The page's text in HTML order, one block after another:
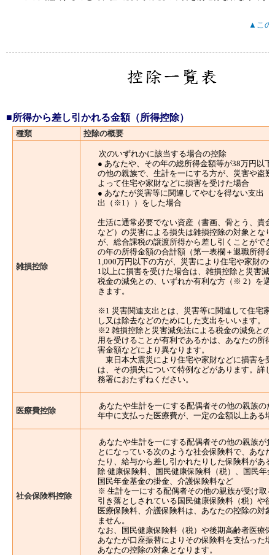
▲この
■所得から差し引かれる金額（所得控除）
種類 控除の概要
雑損控除
次のいずれかに該当する場合の控除
● あなたや、その年の総所得金額等が38万円以下
の他の親族で、生計を一にする方が、災害や盗
よって住宅や家財などに損害を受けた場合
● あなたが災害等に関連してやむを得ない支出（
出（※1））をした場合
生活に通常必要でない資産（書画、骨とう、貴
など）の災害による損失は雑損控除の対象となり
が、総合課税の譲渡所得から差し引くことができ
の年の所得金額の合計額（第一表欄＋退職所得金
1,000万円以下の方が、災害により住宅や家財の
1以上に損害を受けた場合は、雑損控除と災害減
税金の減免との、いずれか有利な方（※ 2）を選
きます。
※1 災害関連支出とは、災害等に関連して住宅家
し又は除去などのためにした支出をいいます。
※2 雑損控除と災害減免法による税金の減免との
用を受けることが有利であるかは、あなたの所
害金額などにより異なります。
東日本大震災により住宅や家財などに損害を受
は、その損失について特例などがあります。詳
務署におたずねください。
医療費控除
あなたや生計を一にする配偶者その他の親族の
年中に支払った医療費が、一定の金額以上ある
社会保険料控除
あなたや生計を一にする配偶者その他の親族が
とになっている次のような社会保険料で、あな
たり、給与から差し引かれたりした保険料があ
除 健康保険料、国民健康保険料（税）、国民年
国民年金基金の掛金、介護保険料など
※ 生計を一にする配偶者その他の親族が受け取
引き落としされている国民健康保険料（税）や
医療保険料、介護保険料は、あなたの控除の対
ません。
なお、国民健康保険料（税）や後期高齢者医療
あなたが口座振替によりその保険料を支払った
あなたの控除の対象となります。